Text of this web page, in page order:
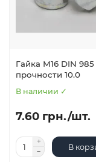
Гайка М16 DIN 985
прочности 10.0
В наличии ✓
7.60 грн./шт.
В